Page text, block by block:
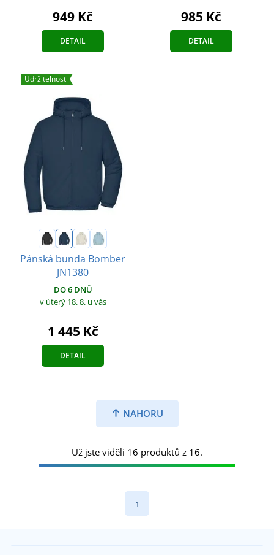
949 Kč
DETAIL
985 Kč
DETAIL
Udržitelnost
Pánská bunda Bomber
JN1380
DO 6 DNŮ
v úterý 18. 8. u vás
1 445 Kč
DETAIL
NAHORU
Už jste viděli 16 produktů z 16.
1